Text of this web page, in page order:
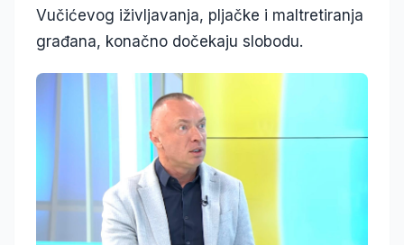
Vučićevog iživljavanja, pljačke i maltretiranja
građana, konačno dočekaju slobodu.